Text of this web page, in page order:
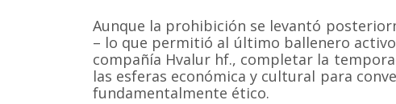
Aunque la prohibición se levantó
– lo que permitió al último ballenero
compañía Hvalur hf., completar la
las esferas económica y cultural para
fundamentalmente ético.